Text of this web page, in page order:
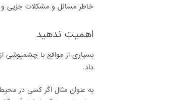
خاطر مسائل و مشکلات جزیی و
اهمیت ندهید
بسیاری از مواقع با چشمپوشی
داد.
به عنوان مثال اگر کسی در